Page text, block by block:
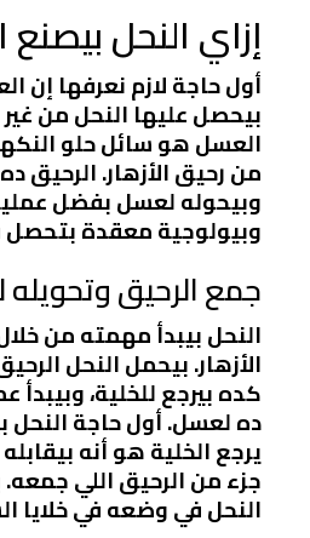
إزاي النحل
أول حاجة لازم نعرفها
بيحصل عليها النحل من
العسل هو سائل حلو
من رحيق الأزهار. الرحيق
وبيحوله لعسل بفضل
وبيولوجية معقدة
جمع الرحيق
النحل بيبدأ مهمته من
الأزهار. بيحمل النحل
كده بيرجع للخلية، وبيبدأ
ده لعسل. أول حاجة النحل
يرجع الخلية هو أنه
جزء من الرحيق اللي جمعه.
النحل في وضعه في خلايا